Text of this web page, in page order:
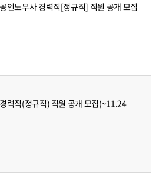
인노무사 경력직[정규직] 직원 공개 모집
력직(정규직) 직원 공개 모집(~11.24